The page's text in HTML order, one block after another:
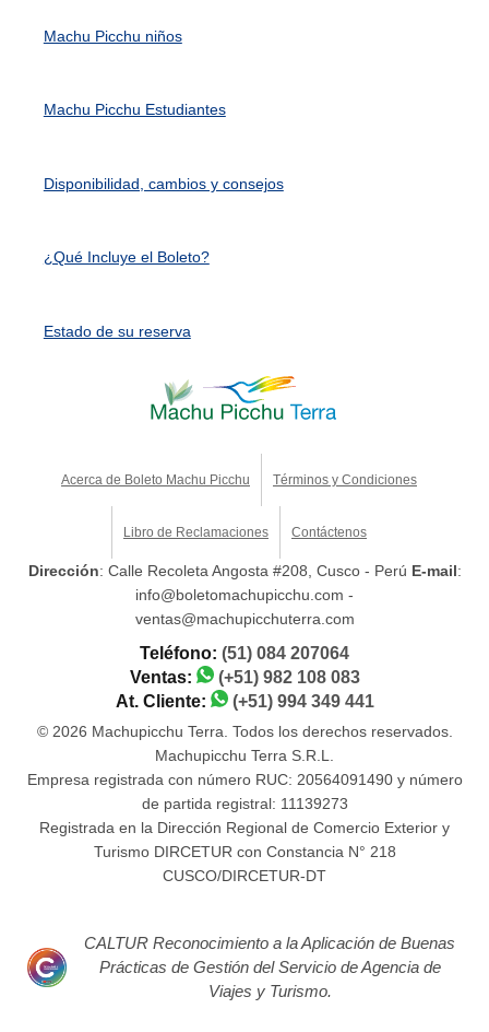
Machu Picchu niños
Machu Picchu Estudiantes
Disponibilidad, cambios y consejos
¿Qué Incluye el Boleto?
Estado de su reserva
Acerca de Boleto Machu Picchu Términos y Condiciones
Libro de Reclamaciones Contáctenos
Dirección: Calle Recoleta Angosta #208, Cusco - Perú E-mail:
info@boletomachupicchu.com -
ventas@machupicchuterra.com
Teléfono: (51) 084 207064
Ventas:
(+51) 982 108 083
At. Cliente:
(+51) 994 349 441
© 2026 Machupicchu Terra. Todos los derechos reservados.
Machupicchu Terra S.R.L.
Empresa registrada con número RUC: 20564091490 y número
de partida registral: 11139273
Registrada en la Dirección Regional de Comercio Exterior y
Turismo DIRCETUR con Constancia N° 218
CUSCO/DIRCETUR-DT
CALTUR Reconocimiento a la Aplicación de Buenas
Prácticas de Gestión del Servicio de Agencia de
Viajes y Turismo.